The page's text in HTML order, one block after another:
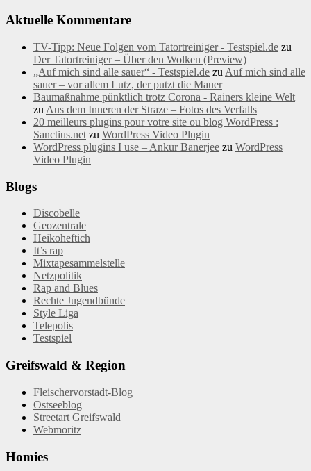
Aktuelle Kommentare
TV-Tipp: Neue Folgen vom Tatortreiniger - Testspiel.de zu
Der Tatortreiniger – Über den Wolken (Preview)
„Auf mich sind alle sauer“ - Testspiel.de zu Auf mich sind alle
sauer – vor allem Lutz, der putzt die Mauer
Baumaßnahme pünktlich trotz Corona - Rainers kleine Welt
zu Aus dem Inneren der Straze – Fotos des Verfalls
20 meilleurs plugins pour votre site ou blog WordPress :
Sanctius.net zu WordPress Video Plugin
WordPress plugins I use – Ankur Banerjee zu WordPress
Video Plugin
Blogs
Discobelle
Geozentrale
Heikoheftich
It’s rap
Mixtapesammelstelle
Netzpolitik
Rap and Blues
Rechte Jugendbünde
Style Liga
Telepolis
Testspiel
Greifswald & Region
Fleischervorstadt-Blog
Ostseeblog
Streetart Greifswald
Webmoritz
Homies